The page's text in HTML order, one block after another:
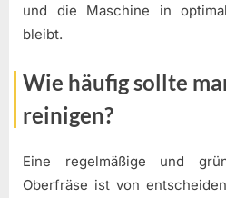
und die Maschine in
bleibt.
Wie häufig sollte
reinigen?
Eine regelmäßige und
Oberfräse ist von